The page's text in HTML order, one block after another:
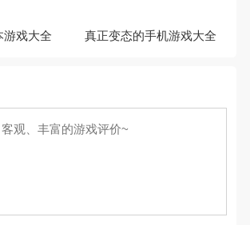
游戏大全 真正变态的手机游戏大全